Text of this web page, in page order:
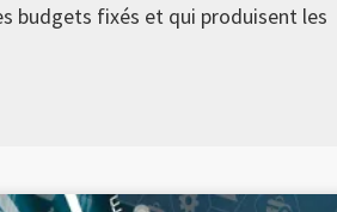
budgets fixés et qui produisent les